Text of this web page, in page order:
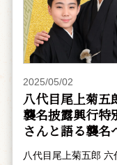
2025/05/02
八代目尾上菊五
襲名披露興行特
さんと語る襲
八代目尾上菊五郎 六